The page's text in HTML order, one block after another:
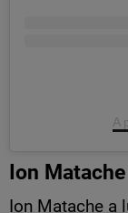
A
Ion
Ion Matache a